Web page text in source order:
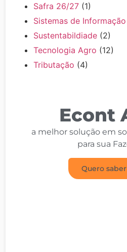
Safra 26/27 (1)
Sistemas de Informação
Sustentabildiade (2)
Tecnologia Agro (12)
Tributação (4)
Econt
a melhor solução em
para sua
Quero